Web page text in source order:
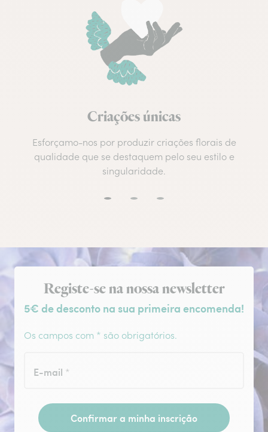
Criações únicas
Esforçamo-nos por produzir criações florais de
qualidade que se destaquem pelo seu estilo e
singularidade.
Subscrição da newsletter
Registe-se na nossa newsletter
5€ de desconto na sua primeira encomenda!
Os campos com * são obrigatórios.
E-mail *
Confirmar a minha inscrição